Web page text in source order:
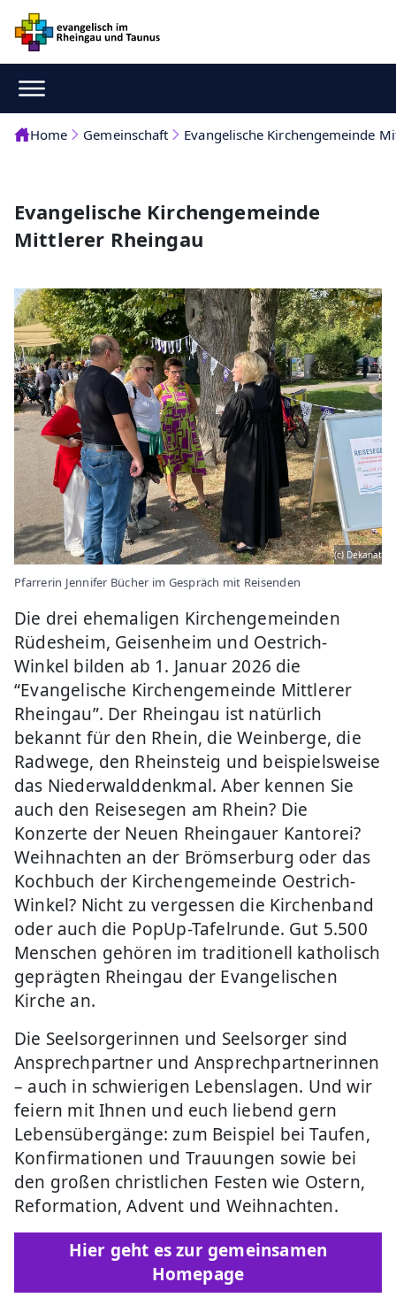
Home Gemeinschaft Evangelische Kirchengemeinde
Evangelische Kirchengemeinde
Mittlerer Rheingau
(c) Dekanat
Pfarrerin Jennifer Bücher im Gespräch mit Reisenden
Die drei ehemaligen Kirchengemeinden
Rüdesheim, Geisenheim und Oestrich-
Winkel bilden ab 1. Januar 2026 die
“Evangelische Kirchengemeinde Mittlerer
Rheingau”. Der Rheingau ist natürlich
bekannt für den Rhein, die Weinberge, die
Radwege, den Rheinsteig und beispielsweise
das Niederwalddenkmal. Aber kennen Sie
auch den Reisesegen am Rhein? Die
Konzerte der Neuen Rheingauer Kantorei?
Weihnachten an der Brömserburg oder das
Kochbuch der Kirchengemeinde Oestrich-
Winkel? Nicht zu vergessen die Kirchenband
oder auch die PopUp-Tafelrunde. Gut 5.500
Menschen gehören im traditionell katholisch
geprägten Rheingau der Evangelischen
Kirche an.
Die Seelsorgerinnen und Seelsorger sind
Ansprechpartner und Ansprechpartnerinnen
– auch in schwierigen Lebenslagen. Und wir
feiern mit Ihnen und euch liebend gern
Lebensübergänge: zum Beispiel bei Taufen,
Konfirmationen und Trauungen sowie bei
den großen christlichen Festen wie Ostern,
Reformation, Advent und Weihnachten.
Hier geht es zur gemeinsamen
Homepage